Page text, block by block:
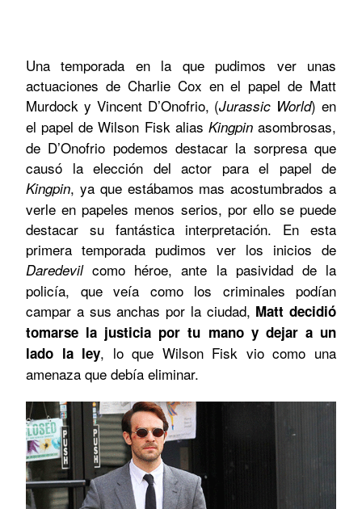
Una temporada en la que pudimos ver unas
actuaciones de Charlie Cox en el papel de Matt
Murdock y Vincent D’Onofrio, (Jurassic World) en
el papel de Wilson Fisk alias Kingpinasombrosas,
de D’Onofrio podemos destacar la sorpresa que
causó la elección del actor para el papel de
Kingpin, ya que estábamos mas acostumbrados a
verle en papeles menos serios, por ello se puede
destacar su fantástica interpretación. En esta
primera temporada pudimos ver los inicios de
Daredevilcomo héroe, ante la pasividad de la
policía, que veía como los criminales podían
campar a sus anchas por la ciudad, Matt decidió
tomarse la justicia por tu mano y dejar a un
lado la ley, lo que Wilson Fisk vio como una
amenaza que debía eliminar.